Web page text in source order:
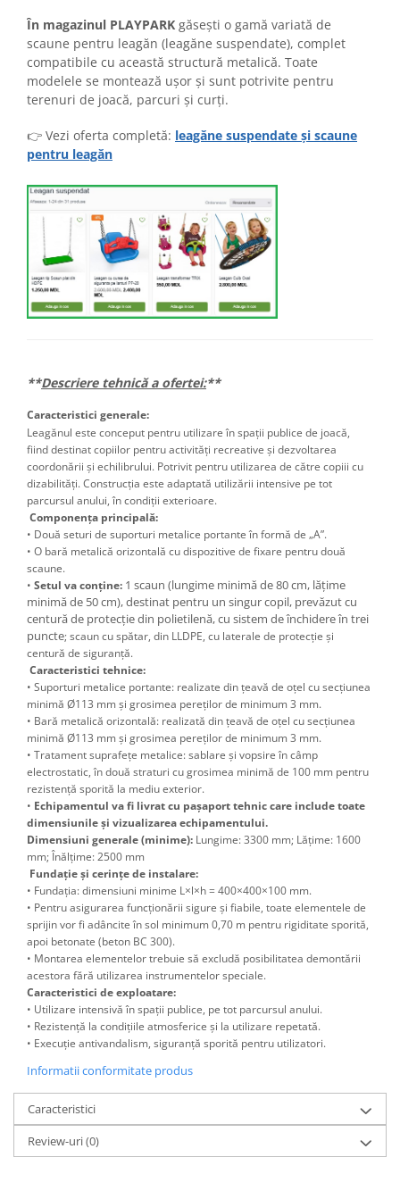
În magazinul PLAYPARK găsești o gamă variată de
scaune pentru leagăn (leagăne suspendate), complet
compatibile cu această structură metalică. Toate
modelele se montează ușor și sunt potrivite pentru
terenuri de joacă, parcuri și curți.
👉 Vezi oferta completă: leagăne suspendate și scaune
pentru leagăn
**Descriere tehnică a ofertei:**
Caracteristici generale:
Leagănul este conceput pentru utilizare în spații publice de joacă,
fiind destinat copiilor pentru activități recreative și dezvoltarea
coordonării și echilibrului. Potrivit pentru utilizarea de către copiii cu
dizabilități. Construcția este adaptată utilizării intensive pe tot
parcursul anului, în condiții exterioare.
Componența principală:
• Două seturi de suporturi metalice portante în formă de „A”.
• O bară metalică orizontală cu dispozitive de fixare pentru două
scaune.
• Setul va conține: 1 scaun (lungime minimă de 80 cm, lățime
minimă de 50 cm), destinat pentru un singur copil, prevăzut cu
centură de protecție din polietilenă, cu sistem de închidere în trei
puncte; scaun cu spătar, din LLDPE, cu laterale de protecție și
centură de siguranță.
Caracteristici tehnice:
• Suporturi metalice portante: realizate din țeavă de oțel cu secțiunea
minimă Ø113 mm și grosimea pereților de minimum 3 mm.
• Bară metalică orizontală: realizată din țeavă de oțel cu secțiunea
minimă Ø113 mm și grosimea pereților de minimum 3 mm.
• Tratament suprafețe metalice: sablare și vopsire în câmp
electrostatic, în două straturi cu grosimea minimă de 100 mm pentru
rezistență sporită la mediu exterior.
• Echipamentul va fi livrat cu pașaport tehnic care include toate
dimensiunile și vizualizarea echipamentului.
Dimensiuni generale (minime): Lungime: 3300 mm; Lățime: 1600
mm; Înălțime: 2500 mm
Fundație și cerințe de instalare:
• Fundația: dimensiuni minime L×l×h = 400×400×100 mm.
• Pentru asigurarea funcționării sigure și fiabile, toate elementele de
sprijin vor fi adâncite în sol minimum 0,70 m pentru rigiditate sporită,
apoi betonate (beton BC 300).
• Montarea elementelor trebuie să excludă posibilitatea demontării
acestora fără utilizarea instrumentelor speciale.
Caracteristici de exploatare:
• Utilizare intensivă în spații publice, pe tot parcursul anului.
• Rezistență la condițiile atmosferice și la utilizare repetată.
• Execuție antivandalism, siguranță sporită pentru utilizatori.
Informatii conformitate produs
Caracteristici
Review-uri(0)